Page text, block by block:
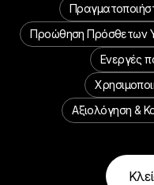
Προώθηση Πρόσθετων
Ενεργές
Αξιολόγηση &